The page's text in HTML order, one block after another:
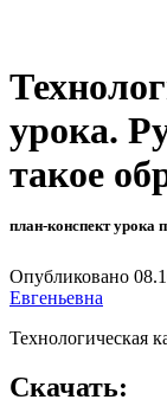
урока.
такое
план-конспект урока
Опубликовано
Евгеньевна
Технологическая
Скачать: